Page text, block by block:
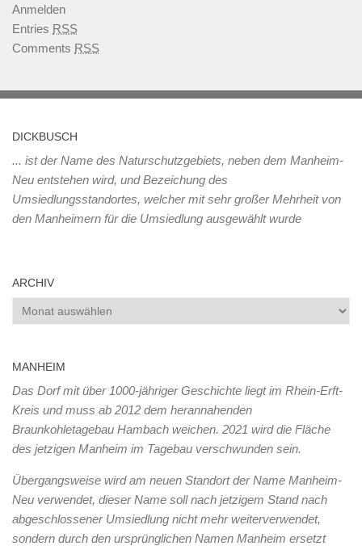
Anmelden
Entries RSS
Comments RSS
DICKBUSCH
... ist der Name des Naturschutzgebiets, neben dem Manheim-
Neu entstehen wird, und Bezeichung des
Umsiedlungsstandortes, welcher mit sehr großer Mehrheit von
den Manheimern für die Umsiedlung ausgewählt wurde
ARCHIV
Archiv
MANHEIM
Das Dorf mit über 1000-jähriger Geschichte liegt im Rhein-Erft-
Kreis und muss ab 2012 dem herannahenden
Braunkohletagebau Hambach weichen. 2021 wird die Fläche
des jetzigen Manheim im Tagebau verschwunden sein.
Übergangsweise wird am neuen Standort der Name Manheim-
Neu verwendet, dieser Name soll nach jetzigem Stand nach
abgeschlossener Umsiedlung nicht mehr weiterverwendet,
sondern durch den ursprünglichen Namen Manheim ersetzt